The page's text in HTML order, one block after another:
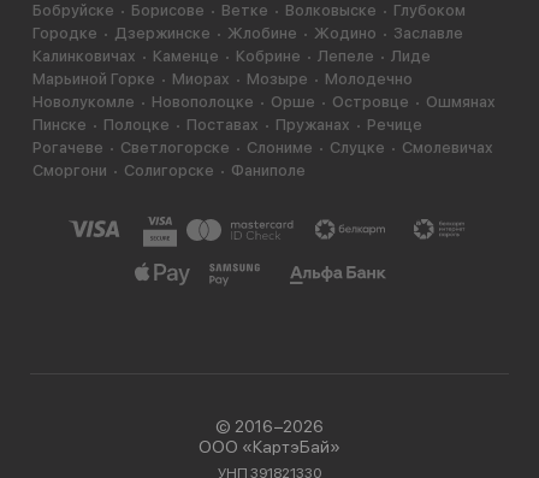
Бобруйске
Борисове Ветке Волковыске
Глубоком
Городке
Дзержинске Жлобине Жодино
Заславле
Калинковичах
Каменце Кобрине Лепеле
Лиде
Марьиной Горке
Миорах Мозыре
Молодечно
Новолукомле
Новополоцке Орше Островце
Ошмянах
Пинске
Полоцке Поставах Пружанах
Речице
Рогачеве
Светлогорске Слониме Слуцке
Смолевичах
Сморгони
Солигорске Фаниполе
© 2016−2026
ООО «КартэБай»
УНП 391821330